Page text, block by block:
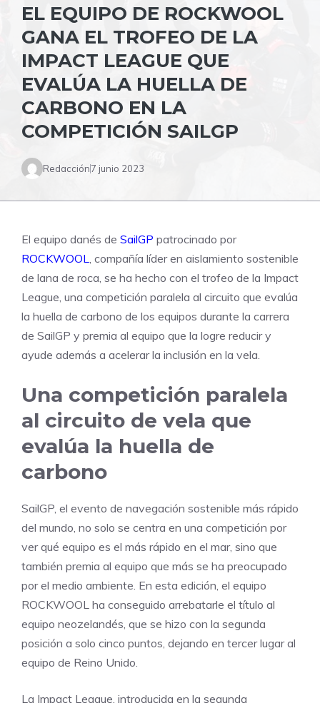
EL EQUIPO DE ROCKWOOL
GANA EL TROFEO DE LA
IMPACT LEAGUE QUE
EVALÚA LA HUELLA DE
CARBONO EN LA
COMPETICIÓN SAILGP
Redacción7 junio 2023
El equipo danés de SailGP patrocinado por
ROCKWOOL, compañía líder en aislamiento sostenible
de lana de roca, se ha hecho con el trofeo de la Impact
League, una competición paralela al circuito que evalúa
la huella de carbono de los equipos durante la carrera
de SailGP y premia al equipo que la logre reducir y
ayude además a acelerar la inclusión en la vela.
Una competición paralela
al circuito de vela que
evalúa la huella de
carbono
SailGP, el evento de navegación sostenible más rápido
del mundo, no solo se centra en una competición por
ver qué equipo es el más rápido en el mar, sino que
también premia al equipo que más se ha preocupado
por el medio ambiente. En esta edición, el equipo
ROCKWOOL ha conseguido arrebatarle el título al
equipo neozelandés, que se hizo con la segunda
posición a solo cinco puntos, dejando en tercer lugar al
equipo de Reino Unido.
La Impact League, introducida en la segunda